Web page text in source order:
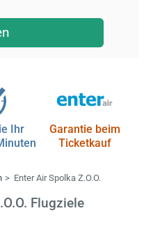
Ihr
Garantie beim
Ticketkauf
Enter Air Spolka Z.O.O.
Flugziele